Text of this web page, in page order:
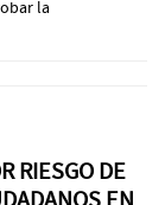
la
RIESGO DE